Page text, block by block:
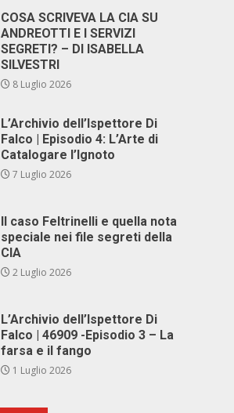
COSA SCRIVEVA LA CIA SU
ANDREOTTI E I SERVIZI
SEGRETI? – DI ISABELLA
SILVESTRI
8 Luglio 2026
L’Archivio dell’Ispettore Di
Falco | Episodio 4: L’Arte di
Catalogare l’Ignoto
7 Luglio 2026
Il caso Feltrinelli e quella nota
speciale nei file segreti della
CIA
2 Luglio 2026
L’Archivio dell’Ispettore Di
Falco | 46909 -Episodio 3 – La
farsa e il fango
1 Luglio 2026